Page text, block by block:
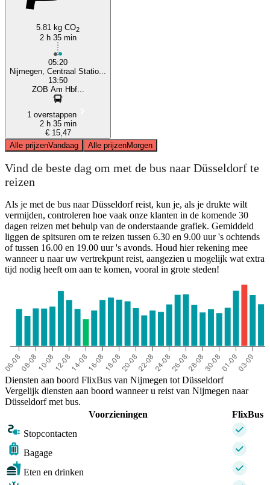
5.81 kg CO2
2 h 35 min
05:20
Nijmegen, Centraal Statio...
13:50
ZOB Am Hbf...
1 overstappen
2 h 35 min
€ 15,47
Alle prijzenVandaag Alle prijzenMorgen
Vind de beste dag om met de bus naar Düsseldorf te
reizen
Als je met de bus naar Düsseldorf reist, kun je, als je drukte wilt
vermijden, controleren hoe vaak onze klanten in de komende 30
dagen reizen met behulp van de onderstaande grafiek. Gemiddeld
liggen de spitsuren om te reizen tussen 6.30 en 9.00 uur 's ochtends
of tussen 16.00 en 19.00 uur 's avonds. Houd hier rekening mee
wanneer u naar uw vertrekpunt reist, aangezien u mogelijk wat extra
tijd nodig heeft om aan te komen, vooral in grote steden!
Diensten aan boord FlixBus van Nijmegen tot Düsseldorf
Vergelijk diensten aan boord wanneer u reist van Nijmegen naar
Düsseldorf met bus.
Voorzieningen
FlixBus
Stopcontacten
Bagage
Eten en drinken